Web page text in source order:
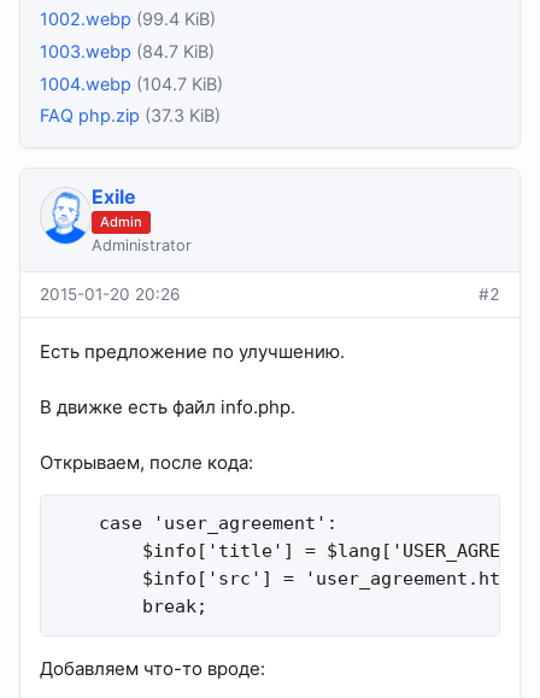
1002.webp (99.4 KiB)
1003.webp (84.7 KiB)
1004.webp (104.7 KiB)
FAQ php.zip (37.3 KiB)
Exile
Admin
Administrator
2015-01-20 20:26 #2
Есть предложение по улучшению.
В движке есть файл info.php.
Открываем, после кода:
    case 'user_agreement':
$info['title'] =
$info['src'] =
        break;
Добавляем что-то вроде: